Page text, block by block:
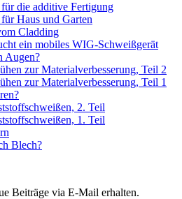
die additive Fertigung
Haus und Garten
Cladding
ein mobiles WIG-Schweißgerät
Augen?
zur Materialverbesserung, Teil 2
zur Materialverbesserung, Teil 1
2. Teil
1. Teil
Blech?
Beiträge via E-Mail erhalten.